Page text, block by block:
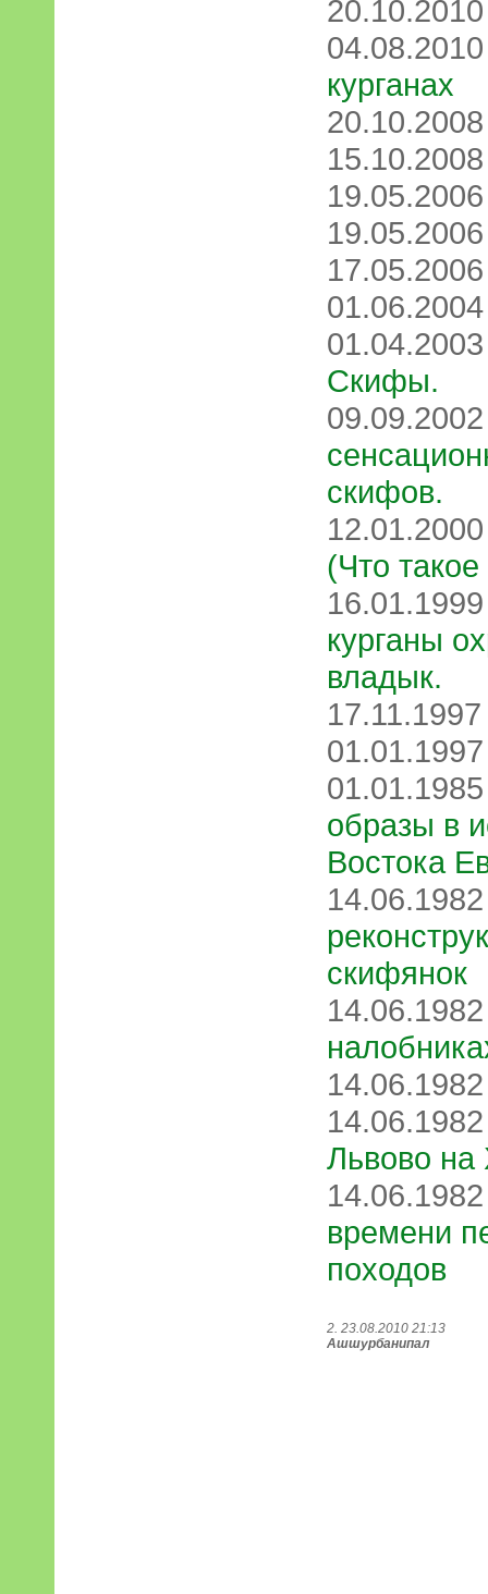
курганах
Скифы.
скифов.
(Что
курганы
владык.
образы в
Востока
скифянок
Львово
времени
походов
2. 23.08.2010 21:13
Ашшурбанипал